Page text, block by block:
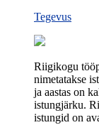
Tegevus
Riigikogu
nimetatakse
ja aastas on
istungjärku.
istungid on